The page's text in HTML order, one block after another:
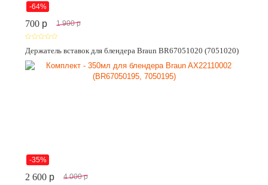
-64%
700 p 1 900 p
Держатель вставок для блендера Braun BR67051020 (7051020)
-35%
2 600 p 4 000 p